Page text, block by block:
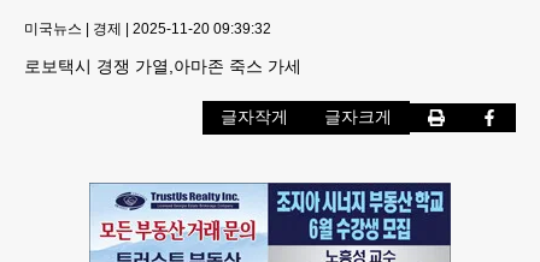
미국뉴스 | 경제 | 2025-11-20 09:39:32
로보택시 경쟁 가열,아마존 죽스 가세
글자작게 글자크게